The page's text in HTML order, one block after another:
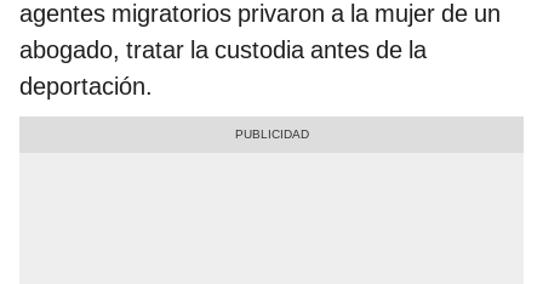
agentes migratorios privaron a la mujer de un
abogado, tratar la custodia antes de la
deportación.